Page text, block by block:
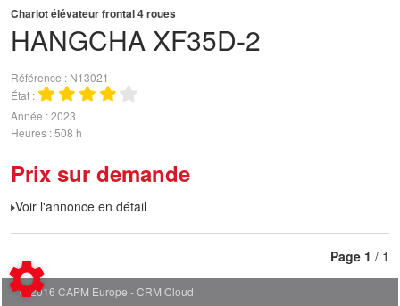
HANGCHA XF35D-2
Chariot élévateur frontal 4 roues
Référence
N13021
État
Année 2023
Heures 508 h
Prix sur demande
Voir l'annonce en détail
Page 1 / 1
© 2016 CAPM Europe CRM Cloud